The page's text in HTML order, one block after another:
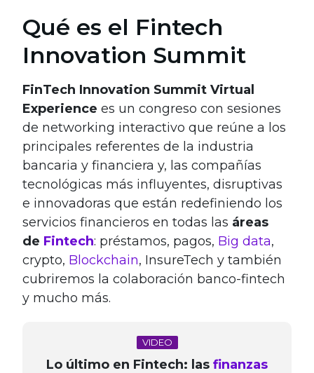
Qué es el Fintech
Innovation Summit
FinTech Innovation Summit Virtual
Experience es un congreso con sesiones
de networking interactivo que reúne a los
principales referentes de la industria
bancaria y financiera y, las compañías
tecnológicas más influyentes, disruptivas
e innovadoras que están redefiniendo los
servicios financieros en todas las áreas
de Fintech: préstamos, pagos, Big data,
crypto, Blockchain, InsureTech y también
cubriremos la colaboración banco-fintech
y mucho más.
VIDEO
Lo último en Fintech: las finanzas